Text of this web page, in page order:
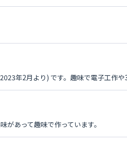
年2月より) です。趣味で電子工作
があって趣味で作っています。